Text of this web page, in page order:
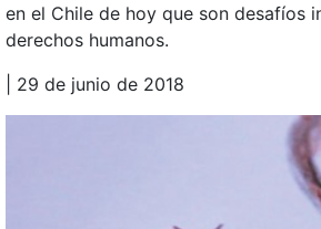
en el Chile de hoy que son desafíos
derechos humanos.
| 29 de junio de 2018